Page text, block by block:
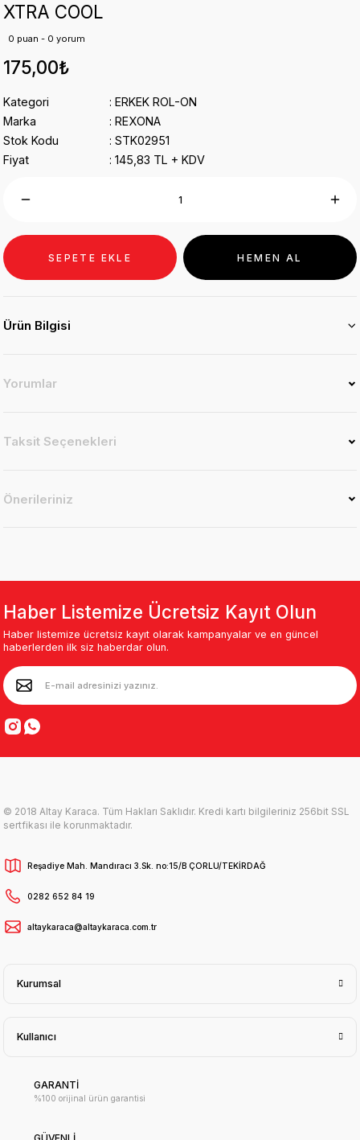
XTRA COOL
0 puan - 0 yorum
175,00₺
Kategori
ERKEK ROL-ON
Marka
REXONA
Stok Kodu
STK02951
Fiyat
145,83 TL + KDV
SEPETE EKLE HEMEN AL
Ürün Bilgisi
Yorumlar
Taksit Seçenekleri
Önerileriniz
Haber Listemize Ücretsiz Kayıt Olun
Haber listemize ücretsiz kayıt olarak kampanyalar ve en güncel
haberlerden ilk siz haberdar olun.
© 2018 Altay Karaca. Tüm Hakları Saklıdır. Kredi kartı bilgileriniz 256bit SSL
sertfikası ile korunmaktadır.
Reşadiye Mah. Mandıracı 3.Sk. no:15/B ÇORLU/TEKİRDAĞ
0282 652 84 19
altaykaraca@altaykaraca.com.tr
Kurumsal
Kullanıcı
GARANTİ
%100 orijinal ürün garantisi